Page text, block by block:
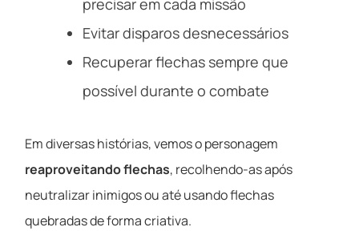
Evitar disparos desnecessários
Recuperar flechas sempre que
possível durante o combate
Em diversas histórias, vemos o personagem
reaproveitando flechas, recolhendo-as após
neutralizar inimigos ou até usando flechas
quebradas de forma criativa.